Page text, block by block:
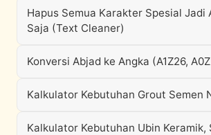
Hapus Semua Karakter Spesial Jadi
Saja (Text Cleaner)
Konversi Abjad ke Angka (A1Z26,
Kalkulator Kebutuhan Grout Semen
Kalkulator Kebutuhan Ubin Keramik,